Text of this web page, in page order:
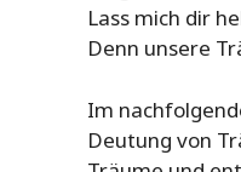
Lass mich dir
Denn unsere
Im
Deutung von